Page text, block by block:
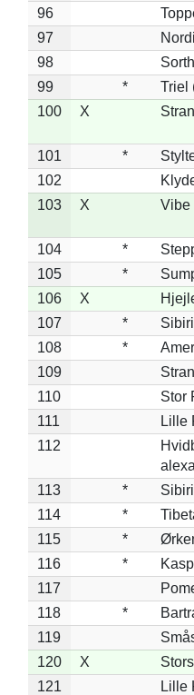
96
97
98
99
*
Triel
100
X
101 *
102
103
X Vibe
104 *
105
*
106
X
107
*
108
*
109
110
Stor
111
Lille
112
113
*
114
*
115
*
116
*
117
118
*
119
120
X
121
Lille